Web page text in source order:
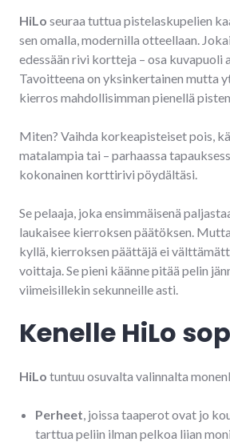
HiLo seuraa tuttua pistelaskupelien
sen omalla, modernilla otteellaan.
edessään rivi kortteja – osa kuvapuoli
Tavoitteena on yksinkertainen mutta
kierros mahdollisimman pienellä
Miten? Vaihda korkeapisteiset pois,
matalampia tai – parhaassa
kokonainen korttirivi pöydältäsi.
Se pelaaja, joka ensimmäisenä
laukaisee kierroksen päätöksen.
kyllä, kierroksen päättäjä ei
voittaja. Se pieni käänne pitää pelin
viimeisillekin sekunneille asti.
Kenelle HiLo
HiLo tuntuu osuvalta valinnalta
Perheet , joissa taaperot ovat jo
tarttua peliin ilman pelkoa liian